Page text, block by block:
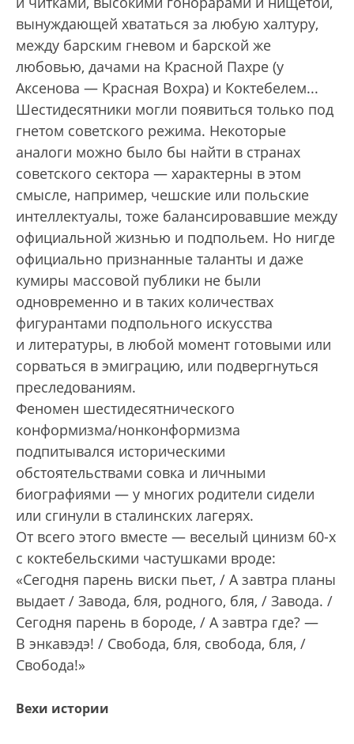
вынуждающей хвататься за любую халтуру,
между барским гневом и барской же
любовью, дачами на Красной Пахре (у
Аксенова — Красная Вохра) и Коктебелем...
Шестидесятники могли появиться только под
гнетом советского режима. Некоторые
аналоги можно было бы найти в странах
советского сектора — характерны в этом
смысле, например, чешские или польские
интеллектуалы, тоже балансировавшие между
официальной жизнью и подпольем. Но нигде
официально признанные таланты и даже
кумиры массовой публики не были
одновременно и в таких количествах
фигурантами подпольного искусства
и литературы, в любой момент готовыми или
сорваться в эмиграцию, или подвергнуться
преследованиям.
Феномен шестидесятнического
конформизма/нонконформизма
подпитывался историческими
обстоятельствами совка и личными
биографиями — у многих родители сидели
или сгинули в сталинских лагерях.
От всего этого вместе — веселый цинизм 60-х
с коктебельскими частушками вроде:
«Сегодня парень виски пьет, / А завтра планы
выдает / Завода, бля, родного, бля, / Завода. /
Сегодня парень в бороде, / А завтра где? —
В энкавэдэ! / Свобода, бля, свобода, бля, /
Свобода!»
Вехи истории